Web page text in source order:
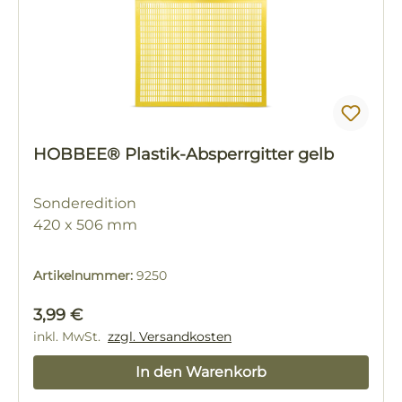
HOBBEE® Plastik-Absperrgitter gelb
Sonderedition
420 x 506 mm
Artikelnummer: 9250
Regulärer Preis:
3,99 €
inkl. MwSt. zzgl. Versandkosten
In den Warenkorb